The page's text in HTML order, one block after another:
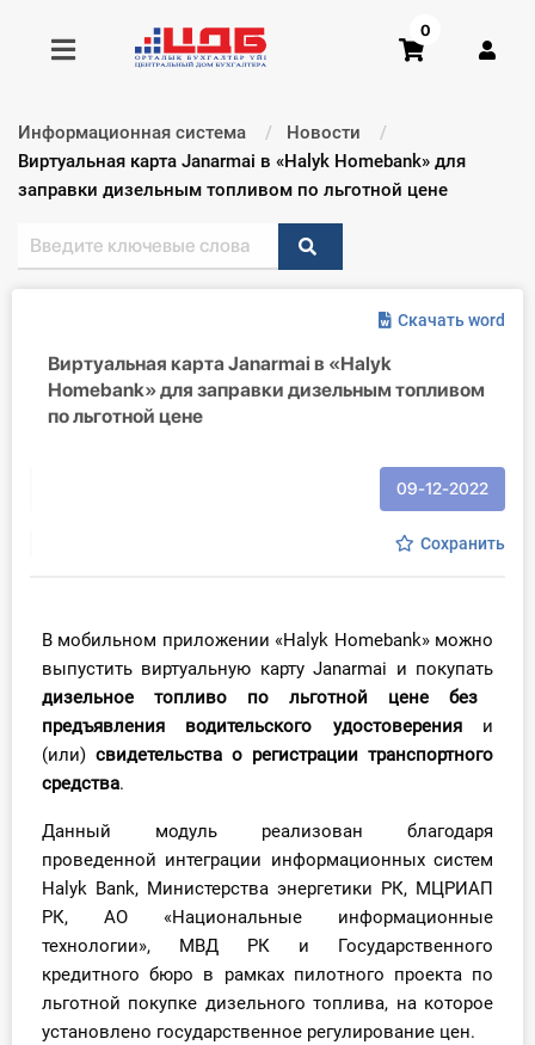
Получить консультацию
Главная ИС
Консультации
Справочник бухгалтера
Участник ВЭД
Кадры. Труд. Зарплата.
Учет по отраслям
Юридический помощник
Интернет-магазин
0
Информационная система
Новости
Текущий:
Виртуальная карта Janarmai в «Halyk Homebank» для
заправки дизельным топливом по льготной цене
Скачать word
Виртуальная карта Janarmai в «Halyk
Homebank» для заправки дизельным топливом
по льготной цене
09-12-2022
Сохранить
В мобильном приложении «Halyk Homebank» можно
выпустить виртуальную карту Janarmai и покупать
дизельное топливо по льготной цене без
предъявления водительского удостоверенияи
(или) свидетельства о регистрации транспортного
средства.
Данный модуль реализован благодаря
проведенной интеграции информационных систем
Halyk Bank, Министерства энергетики РК, МЦРИАП
РК, АО «Национальные информационные
технологии», МВД РК и Государственного
кредитного бюро в рамках пилотного проекта по
льготной покупке дизельного топлива, на которое
установлено государственное регулирование цен.